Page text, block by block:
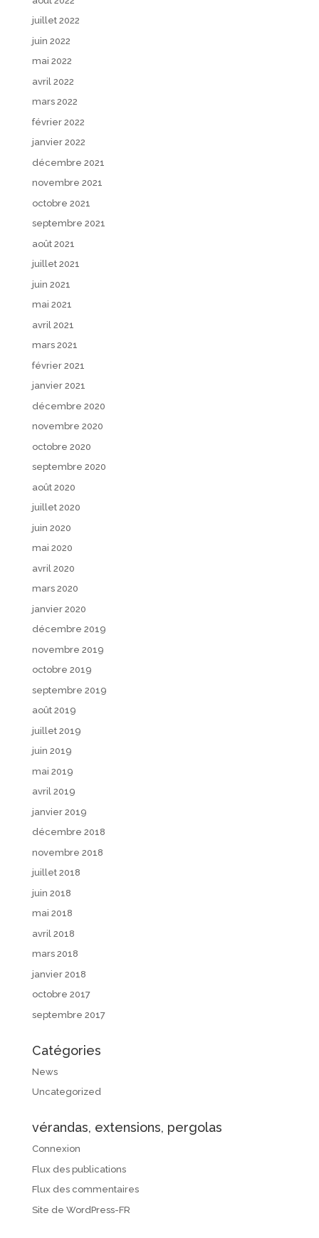
juillet 2022
juin 2022
mai 2022
avril 2022
mars 2022
février 2022
janvier 2022
décembre 2021
novembre 2021
octobre 2021
septembre 2021
août 2021
juillet 2021
juin 2021
mai 2021
avril 2021
mars 2021
février 2021
janvier 2021
décembre 2020
novembre 2020
octobre 2020
septembre 2020
août 2020
juillet 2020
juin 2020
mai 2020
avril 2020
mars 2020
janvier 2020
décembre 2019
novembre 2019
octobre 2019
septembre 2019
août 2019
juillet 2019
juin 2019
mai 2019
avril 2019
janvier 2019
décembre 2018
novembre 2018
juillet 2018
juin 2018
mai 2018
avril 2018
mars 2018
janvier 2018
octobre 2017
septembre 2017
Catégories
News
Uncategorized
vérandas, extensions, pergolas
Connexion
Flux des publications
Flux des commentaires
Site de WordPress-FR